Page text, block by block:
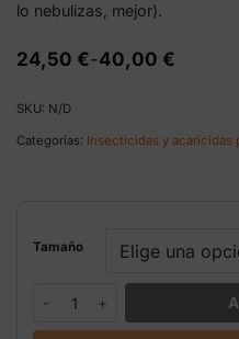
lo nebulizas, mejor).
24,50 €-40,00 €
Rango
desde
24,50 €
hasta
SKU: N/D
Categorías: Insecticidas y acaricidas
Tamaño